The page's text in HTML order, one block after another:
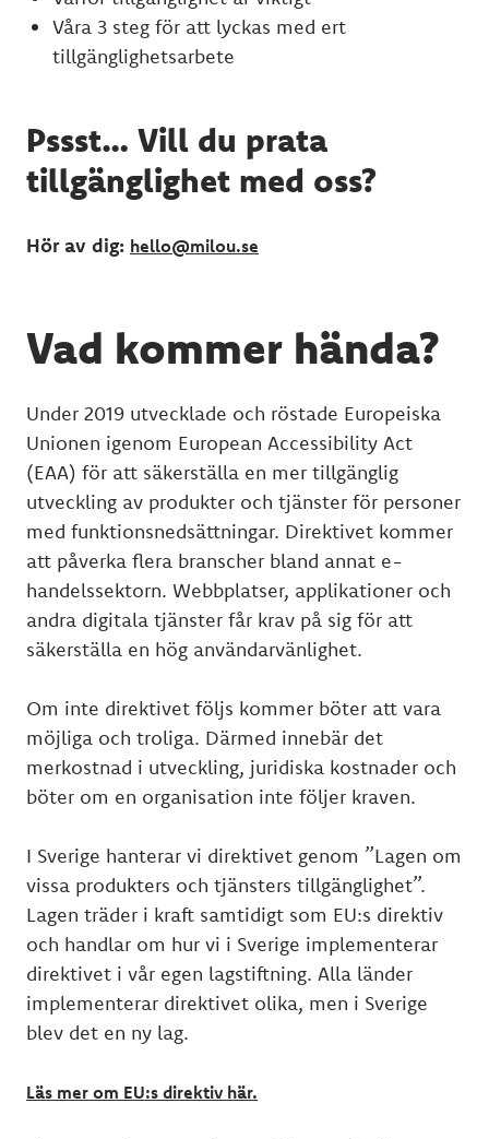
Våra 3 steg för att lyckas med ert
tillgänglighetsarbete
Pssst… Vill du prata
tillgänglighet med oss?
Hör av dig: hello@milou.se
Vad kommer hända?
Under 2019 utvecklade och röstade Europeiska
Unionen igenom European Accessibility Act
(EAA) för att säkerställa en mer tillgänglig
utveckling av produkter och tjänster för personer
med funktionsnedsättningar. Direktivet kommer
att påverka flera branscher bland annat e-
handelssektorn. Webbplatser, applikationer och
andra digitala tjänster får krav på sig för att
säkerställa en hög användarvänlighet.
Om inte direktivet följs kommer böter att vara
möjliga och troliga. Därmed innebär det
merkostnad i utveckling, juridiska kostnader och
böter om en organisation inte följer kraven.
I Sverige hanterar vi direktivet genom ”Lagen om
vissa produkters och tjänsters tillgänglighet”.
Lagen träder i kraft samtidigt som EU:s direktiv
och handlar om hur vi i Sverige implementerar
direktivet i vår egen lagstiftning. Alla länder
implementerar direktivet olika, men i Sverige
blev det en ny lag.
Läs mer om EU:s direktiv här.